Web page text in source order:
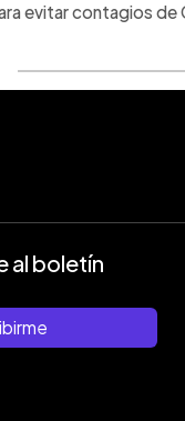
evitar contagios de
al boletín